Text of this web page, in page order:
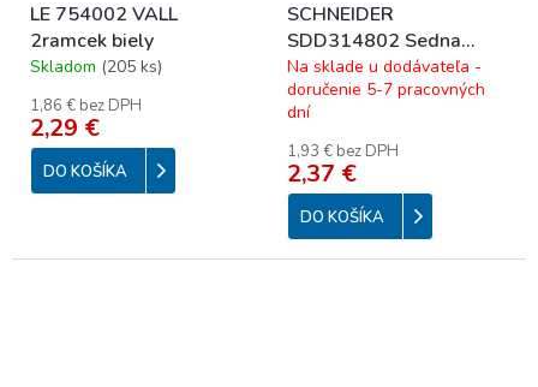
LE 754002 VALL
2ramcek biely
Skladom (205 ks)
1,86 € bez DPH
2,29 €
DO KOŠÍKA
SCHNEIDER
SDD314802 Sedna
Sedna Rámček
dvojnásobný, Antracit
Na sklade u dodávateľa -
doručenie 5-7 pracovných
dní
1,93 € bez DPH
2,37 €
DO KOŠÍKA